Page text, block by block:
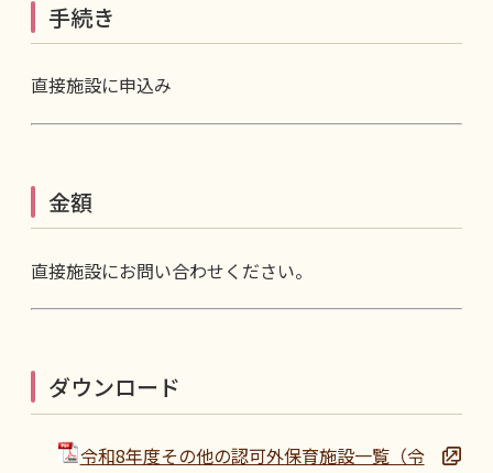
手続き
直接施設に申込み
金額
直接施設にお問い合わせください。
ダウンロード
令和8年度その他の認可外保育施設一覧（令